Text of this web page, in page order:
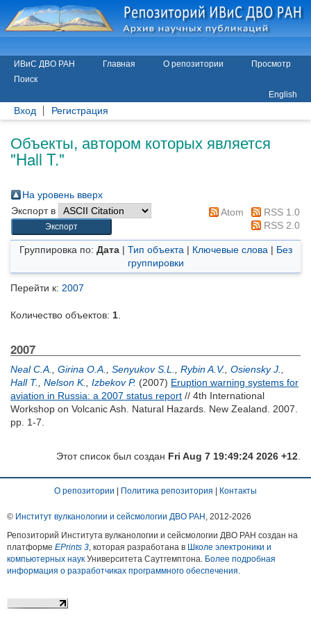
ИВиС ДВО РАН Главная О репозитории
Просмотр
Поиск
English
Вход Регистрация
Объекты, автором которых является
"Hall T."
На уровень вверх
Экспорт в
Atom
RSS 1.0
RSS 2.0
Группировка по: Дата| Тип объекта | Ключевые слова | Без
группировки
Перейти к: 2007
Количество объектов: 1
2007
Neal C.A. Girina O.A. Senyukov S.L. Rybin A.V. Osiensky J.
Hall T.
Nelson K. Izbekov P. (2007) Eruption warning systems for
aviation in Russia: a 2007 status report // 4th International
Workshop on Volcanic Ash. Natural Hazards. New Zealand. 2007.
pp. 1-7.
Этот список был создан Fri Aug 7 19:49:24 2026 +12
О репозитории Политика репозитория Контакты
© Институт вулканологии и сейсмологии ДВО РАН , 2012-2026
Репозиторий Института вулканологии и сейсмологии ДВО РАН создан на
платформе EPrints 3, которая разработана в Школе электроники и
компьютерных наук Университета Саутгемптона. Более подробная
информация о разработчиках программного обеспечения.